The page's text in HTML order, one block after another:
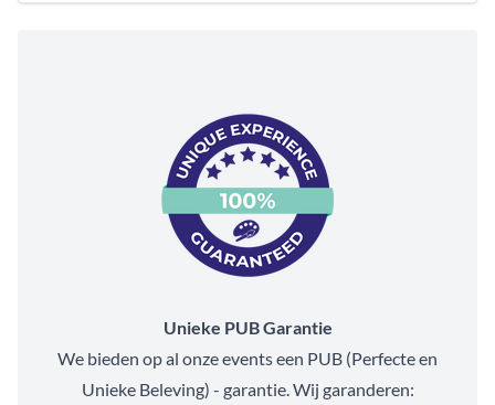
Unieke PUB Garantie
We bieden op al onze events een PUB (Perfecte en
Unieke Beleving) - garantie. Wij garanderen: